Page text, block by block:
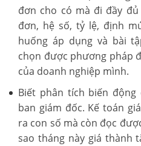
đơn cho có mà đi đầy
đơn, hệ số, tỷ lệ, định
huống áp dụng và bài
chọn được phương pháp
của doanh nghiệp mình.
Biết phân tích biến
ban giám đốc. Kế toán
ra con số mà còn đọc
sao tháng này giá thành